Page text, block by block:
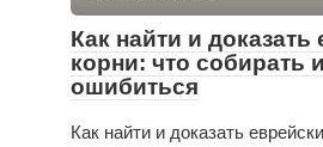
Как найти и доказать
корни: что собирать
ошибиться
Как найти и доказать